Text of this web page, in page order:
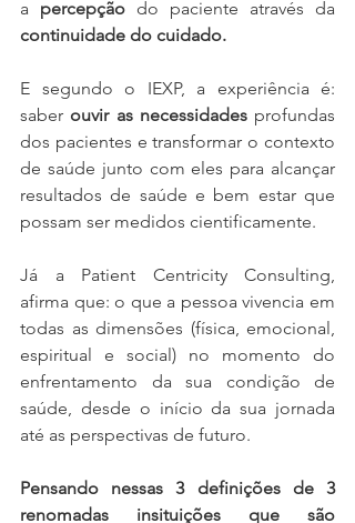
a percepção
continuidade do cuidado.
E segundo o IEXP, a experiência é:
saber ouvir as necessidades profundas
dos pacientes e transformar o contexto
de saúde junto com eles para alcançar
resultados de saúde e bem estar que
possam ser medidos cientificamente.
Já a Patient Centricity Consulting,
afirma que: o que a pessoa vivencia em
todas as dimensões (física, emocional,
espiritual e social) no momento do
enfrentamento da sua condição de
saúde, desde o início da sua jornada
até as perspectivas de futuro.
Pensando nessas 3 definições de 3
renomadas insituições que são